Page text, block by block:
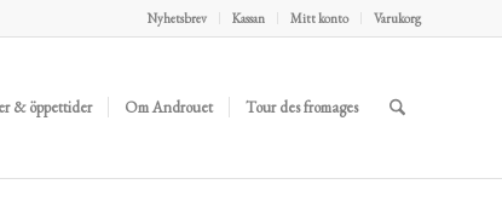
Nyhetsbrev Kassan Mitt konto Varukorg
& öppettider Om Androuet Tour des fromages